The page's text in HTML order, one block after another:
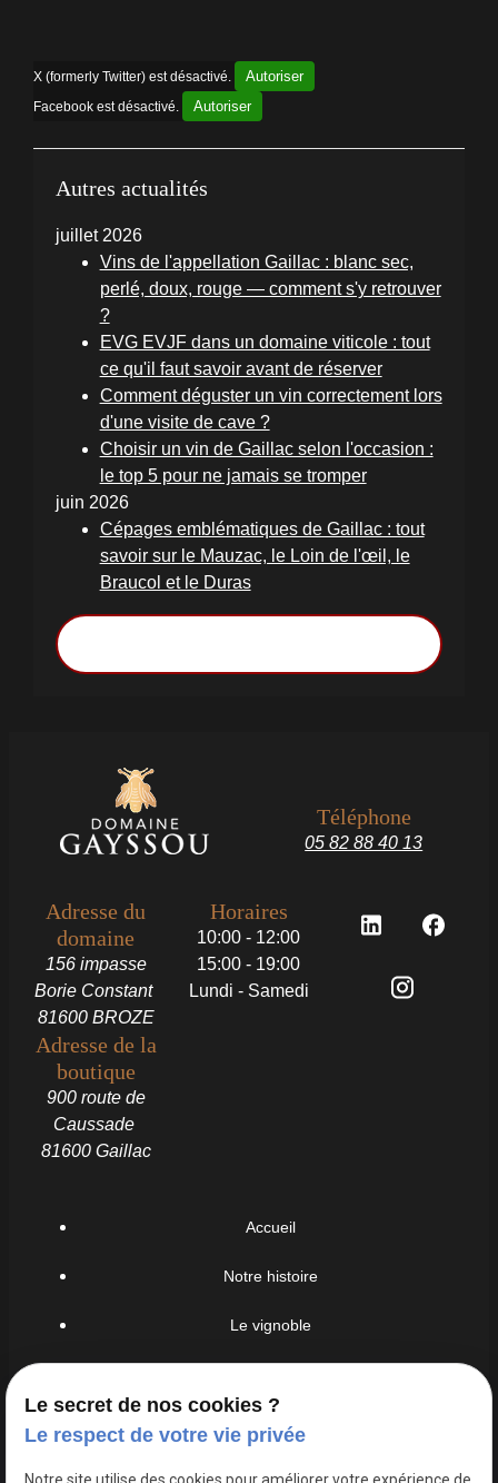
X (formerly Twitter) est désactivé. Autoriser
Facebook est désactivé. Autoriser
Autres actualités
juillet 2026
Vins de l'appellation Gaillac : blanc sec,
perlé, doux, rouge — comment s'y retrouver
?
EVG EVJF dans un domaine viticole : tout
ce qu'il faut savoir avant de réserver
Comment déguster un vin correctement lors
d'une visite de cave ?
Choisir un vin de Gaillac selon l'occasion :
le top 5 pour ne jamais se tromper
juin 2026
Cépages emblématiques de Gaillac : tout
savoir sur le Mauzac, le Loin de l'œil, le
Braucol et le Duras
Téléphone
05 82 88 40 13
Adresse du
domaine
156 impasse
Borie Constant
81600 BROZE
Adresse de la
boutique
900 route de
Caussade
81600 Gaillac
Horaires
10:00 - 12:00
15:00 - 19:00
Lundi - Samedi
Accueil
Notre histoire
Le vignoble
Visites
Dégustations
Le secret de nos cookies ?
Le respect de votre vie privée